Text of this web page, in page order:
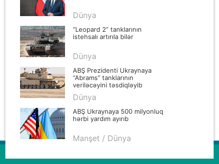
Dünya
“Leopard 2” tanklarının
istehsalı artırıla bilər
Dünya
ABŞ Prezidenti Ukraynaya
“Abrams” tanklarının
veriləcəyini təsdiqləyib
Dünya
ABŞ Ukraynaya 500 milyonluq
hərbi yardım ayırıb
Manşet / Dünya